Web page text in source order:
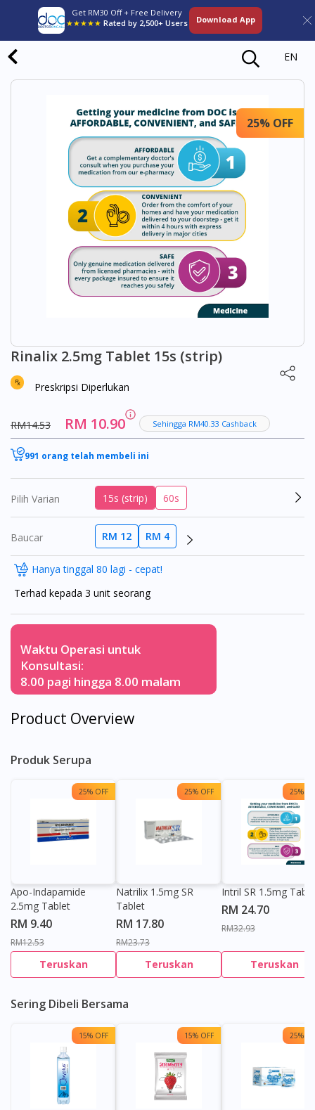
Get RM30 Off + Free Delivery
★★★★★ Rated by 2,500+ Users Download App
EN
25% OFF
Rinalix 2.5mg Tablet 15s (strip)
Preskripsi Diperlukan
RM14.53 RM 10.90 Sehingga RM40.33 Cashback
991 orang telah membeli ini
Pilih Varian 15s (strip) 60s
Baucar RM 12 RM 4
Hanya tinggal 80 lagi - cepat!
Terhad kepada 3 unit seorang
Waktu Operasi untuk
Konsultasi:
8.00 pagi hingga 8.00 malam
Product Overview
Produk Serupa
25% OFF
Apo-Indapamide
2.5mg Tablet
RM 9.40
RM12.53
Teruskan
25% OFF
Natrilix 1.5mg SR
Tablet
RM 17.80
RM23.73
Teruskan
25%
Intril SR 1.5mg
RM 24.70
RM32.93
Teruskan
Sering Dibeli Bersama
15% OFF 15% OFF 25%